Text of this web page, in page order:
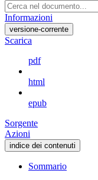
Informazioni
versione-corrente
Scarica
pdf
html
epub
Sorgente
Azioni
indice dei contenuti
Sommario